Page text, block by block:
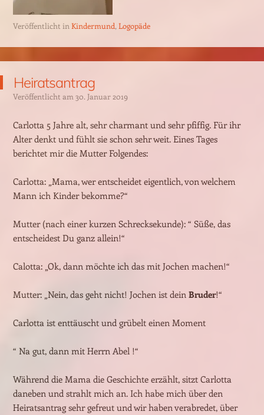
Veröffentlicht in Kindermund, Logopäde
Heiratsantrag
Veröffentlicht am 30. Januar 2019
Carlotta 5 Jahre alt, sehr charmant und sehr pfiffig. Für ihr
Alter denkt und fühlt sie schon sehr weit. Eines Tages
berichtet mir die Mutter Folgendes:
Carlotta: „Mama, wer entscheidet eigentlich, von welchem
Mann ich Kinder bekomme?“
Mutter (nach einer kurzen Schrecksekunde): “ Süße, das
entscheidest Du ganz allein!“
Calotta: „Ok, dann möchte ich das mit Jochen machen!“
Mutter: „Nein, das geht nicht! Jochen ist dein Bruder!“
Carlotta ist enttäuscht und grübelt einen Moment
“ Na gut, dann mit Herrn Abel !“
Während die Mama die Geschichte erzählt, sitzt Carlotta
daneben und strahlt mich an. Ich habe mich über den
Heiratsantrag sehr gefreut und wir haben verabredet, über